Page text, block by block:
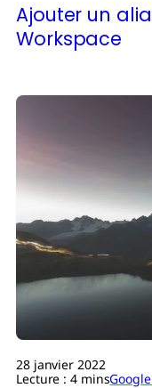
Ajouter un
Workspace
28 janvier 2022
Lecture : 4 mins